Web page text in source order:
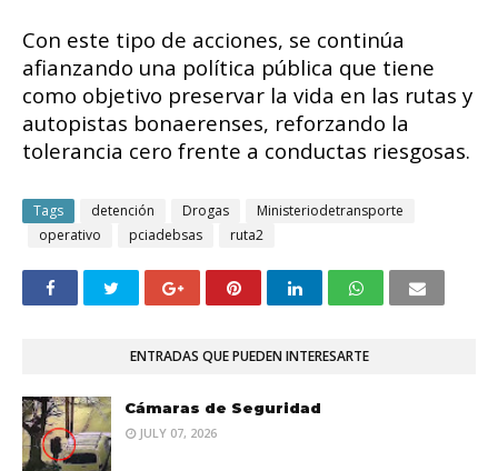
Con este tipo de acciones, se continúa
afianzando una política pública que tiene
como objetivo preservar la vida en las rutas y
autopistas bonaerenses, reforzando la
tolerancia cero frente a conductas riesgosas.
Tags detención Drogas
Ministeriodetransporte
operativo
pciadebsas ruta2
ENTRADAS QUE PUEDEN INTERESARTE
Cámaras de Seguridad
JULY 07, 2026